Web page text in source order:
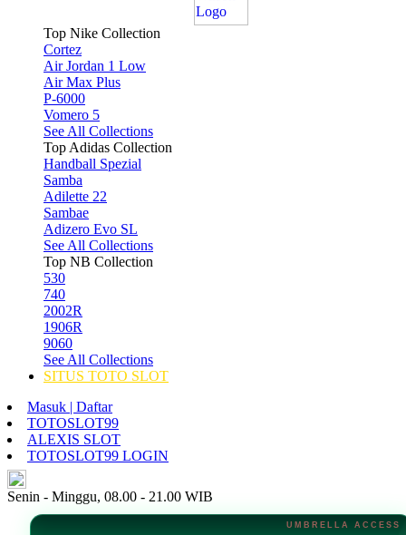
Top Nike Collection
Cortez
Air Jordan 1 Low
Air Max Plus
P-6000
Vomero 5
See All Collections
Top Adidas Collection
Handball Spezial
Samba
Adilette 22
Sambae
Adizero Evo SL
See All Collections
Top NB Collection
530
740
2002R
1906R
9060
See All Collections
SITUS TOTO SLOT
Masuk | Daftar
TOTOSLOT99
ALEXIS SLOT
TOTOSLOT99 LOGIN
Senin - Minggu, 08.00 - 21.00 WIB